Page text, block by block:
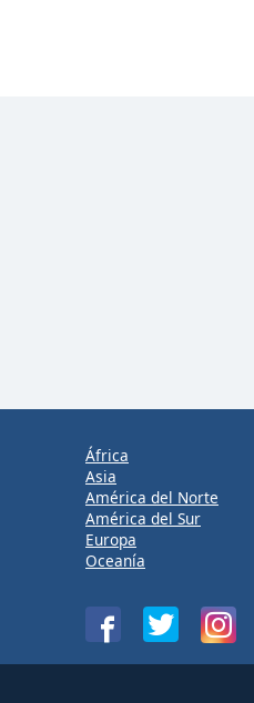
África
Asia
América del Norte
América del Sur
Europa
Oceanía